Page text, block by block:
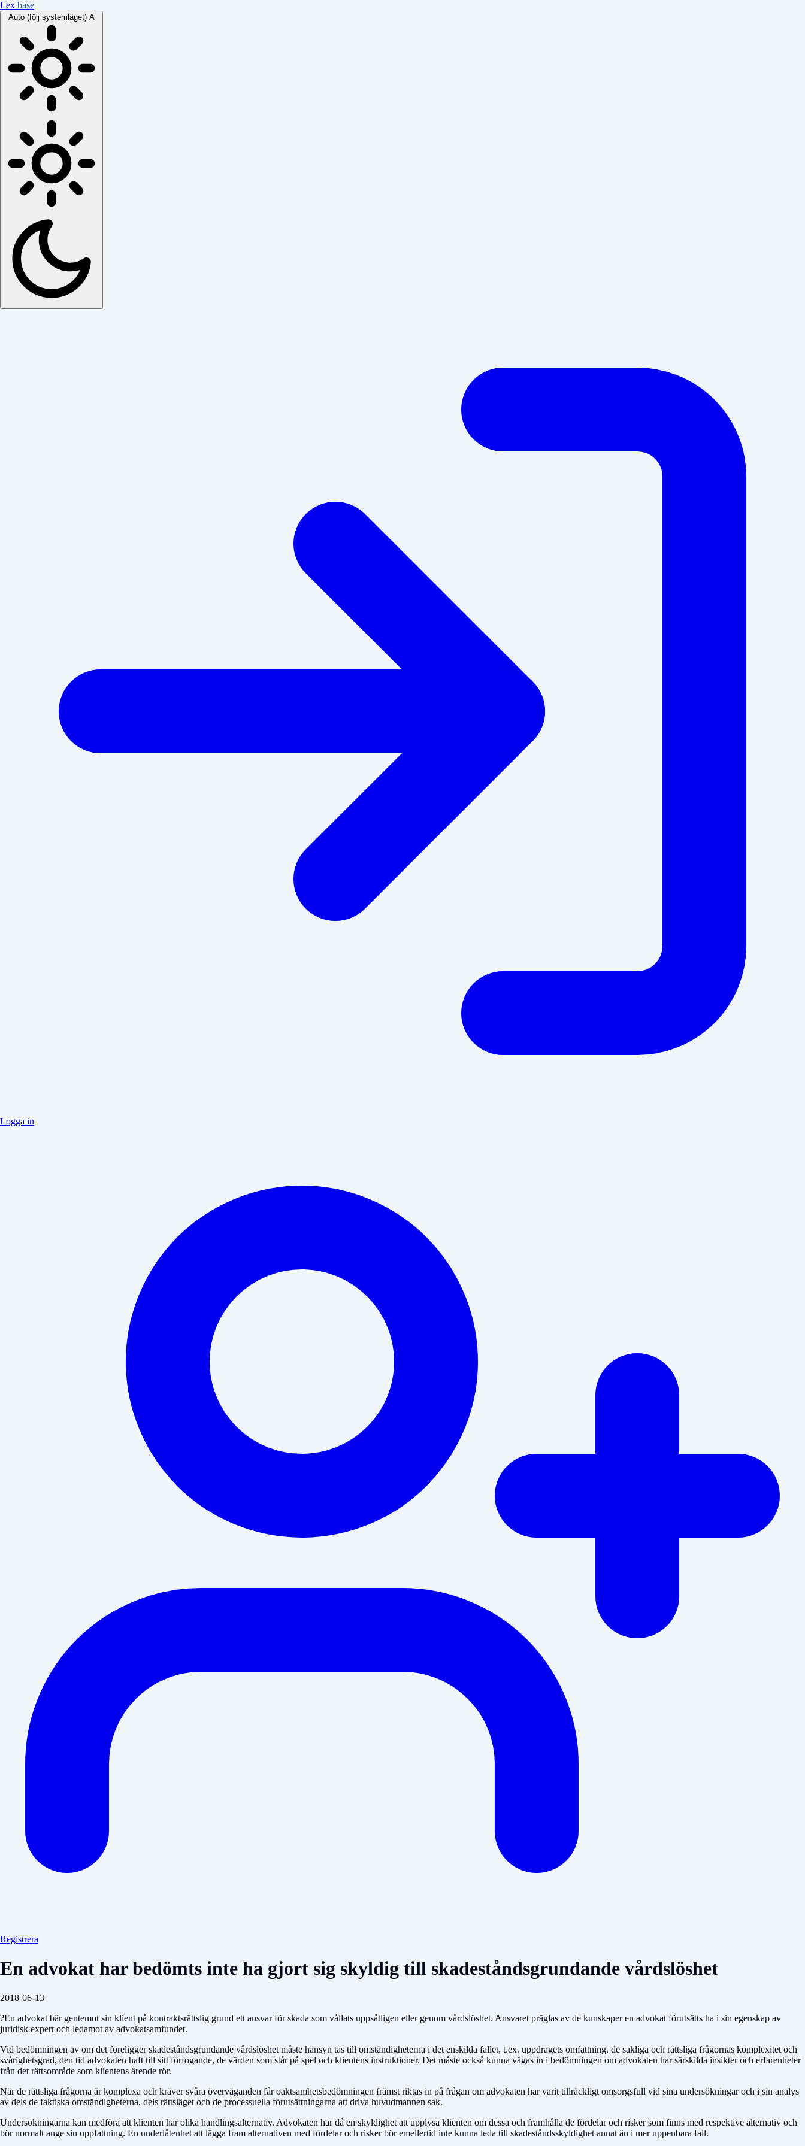
Lex base
Auto (följ systemläget) A
Logga in
Registrera
En advokat har bedömts inte ha gjort sig skyldig till skadeståndsgrundande vårdslöshet
2018-06-13
?En advokat bär gentemot sin klient på kontraktsrättslig grund ett ansvar för skada som vållats uppsåtligen eller genom vårdslöshet. Ansvaret präglas av de kunskaper en advokat förutsätts ha i sin egenskap av
juridisk expert och ledamot av advokatsamfundet.
Vid bedömningen av om det föreligger skadeståndsgrundande vårdslöshet måste hänsyn tas till omständigheterna i det enskilda fallet, t.ex. uppdragets omfattning, de sakliga och rättsliga frågornas komplexitet och
svårighetsgrad, den tid advokaten haft till sitt förfogande, de värden som står på spel och klientens instruktioner. Det måste också kunna vägas in i bedömningen om advokaten har särskilda insikter och erfarenheter
från det rättsområde som klientens ärende rör.
När de rättsliga frågorna är komplexa och kräver svåra överväganden får oaktsamhetsbedömningen främst riktas in på frågan om advokaten har varit tillräckligt omsorgsfull vid sina undersökningar och i sin analys
av dels de faktiska omständigheterna, dels rättsläget och de processuella förutsättningarna att driva huvudmannen sak.
Undersökningarna kan medföra att klienten har olika handlingsalternativ. Advokaten har då en skyldighet att upplysa klienten om dessa och framhålla de fördelar och risker som finns med respektive alternativ och
bör normalt ange sin uppfattning. En underlåtenhet att lägga fram alternativen med fördelar och risker bör emellertid inte kunna leda till skadeståndsskyldighet annat än i mer uppenbara fall.